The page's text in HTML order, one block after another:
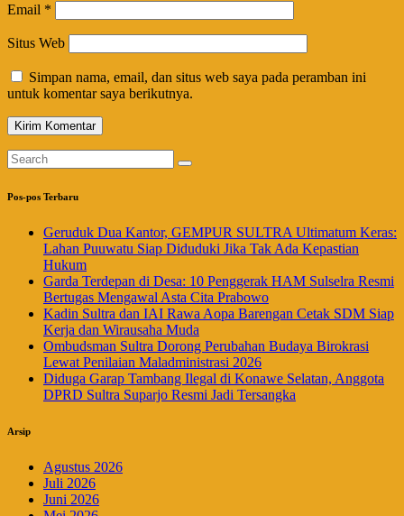
Email *
Situs Web
Simpan nama, email, dan situs web saya pada peramban ini
untuk komentar saya berikutnya.
Pos-pos Terbaru
Geruduk Dua Kantor, GEMPUR SULTRA Ultimatum Keras:
Lahan Puuwatu Siap Diduduki Jika Tak Ada Kepastian
Hukum
Garda Terdepan di Desa: 10 Penggerak HAM Sulselra Resmi
Bertugas Mengawal Asta Cita Prabowo
Kadin Sultra dan IAI Rawa Aopa Barengan Cetak SDM Siap
Kerja dan Wirausaha Muda
Ombudsman Sultra Dorong Perubahan Budaya Birokrasi
Lewat Penilaian Maladministrasi 2026
Diduga Garap Tambang Ilegal di Konawe Selatan, Anggota
DPRD Sultra Suparjo Resmi Jadi Tersangka
Arsip
Agustus 2026
Juli 2026
Juni 2026